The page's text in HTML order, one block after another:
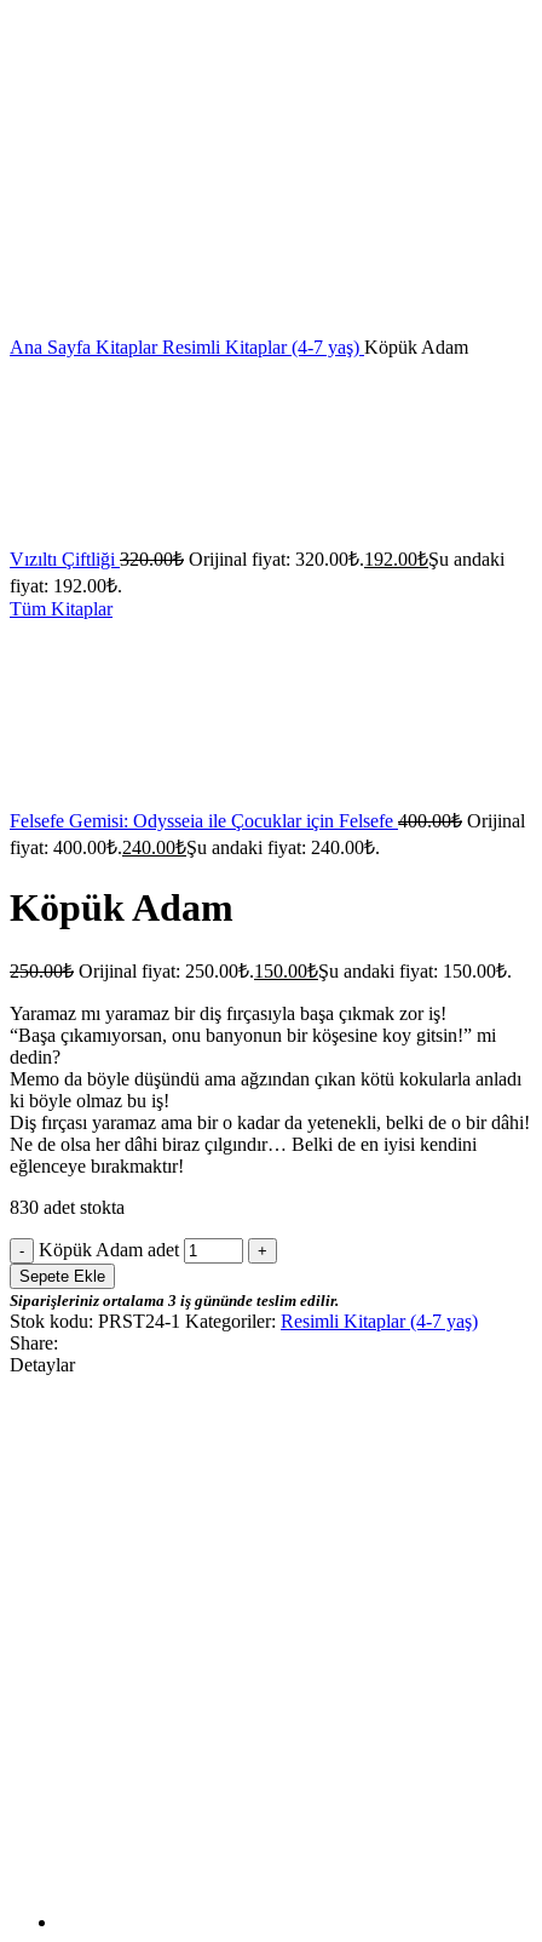
Ana Sayfa KitaplarResimli Kitaplar (4-7 yaş) Köpük Adam
Vızıltı Çiftliği 320.00₺ Orijinal fiyat: 320.00₺.192.00₺Şu andaki
fiyat: 192.00₺.
Tüm Kitaplar
Felsefe Gemisi: Odysseia ile Çocuklar için Felsefe 400.00₺ Orijinal
fiyat: 400.00₺.240.00₺Şu andaki fiyat: 240.00₺.
Köpük Adam
250.00₺ Orijinal fiyat: 250.00₺.150.00₺Şu andaki fiyat: 150.00₺.
Yaramaz mı yaramaz bir diş fırçasıyla başa çıkmak zor iş!
“Başa çıkamıyorsan, onu banyonun bir köşesine koy gitsin!” mi
dedin?
Memo da böyle düşündü ama ağzından çıkan kötü kokularla anladı
ki böyle olmaz bu iş!
Diş fırçası yaramaz ama bir o kadar da yetenekli, belki de o bir dâhi!
Ne de olsa her dâhi biraz çılgındır… Belki de en iyisi kendini
eğlenceye bırakmaktır!
830 adet stokta
Köpük Adam adet
Sepete Ekle
Siparişleriniz ortalama 3 iş gününde teslim edilir.
Stok kodu: PRST24-1 Kategoriler: Resimli Kitaplar (4-7 yaş)
Share:
Detaylar